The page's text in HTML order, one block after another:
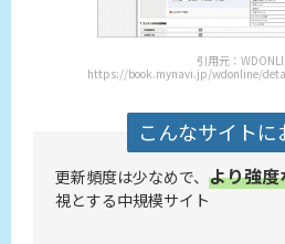
引用元：
https://book.mynavi.jp/wdonline/
こんなサイトに
更新頻度は少なめで、 より強
視とする中規模サイト